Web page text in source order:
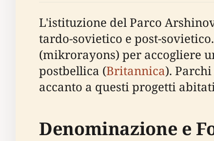
L'istituzione del Parco
tardo-sovietico e post-
(mikrorayons) per accogliere
postbellica (Britannica).
accanto a questi progetti
Denominazione e